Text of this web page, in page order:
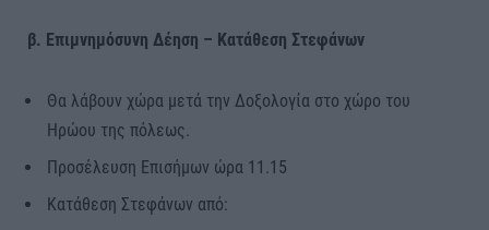
β. Επιμνημόσυνη Δέηση – Κατάθεση Στεφάνων
Θα λάβουν χώρα μετά την Δοξολογία στο χώρο του
Ηρώου της πόλεως.
Προσέλευση Επισήμων ώρα 11.15
Κατάθεση Στεφάνων από: